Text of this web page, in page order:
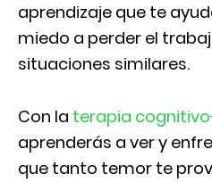
aprendizaje que te
miedo a perder el
situaciones similares.
Con la terapia
aprenderás a ver y
que tanto temor te